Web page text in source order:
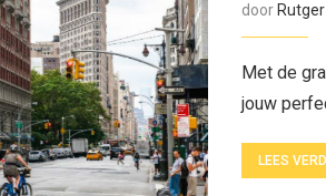
door Rutger
Met de
jouw
LEES